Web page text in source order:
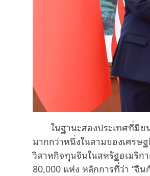
ในฐานะสองประเทศที่มี
มากกว่าหนึ่งในสามของเศรษ
วิสาหกิจทุนจีนในสหรัฐอเมริก
80,000 แห่ง หลักการที่ว่า “จี